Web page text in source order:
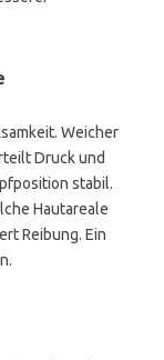
Weicher
Druck und
stabil.
Hautareale
Reibung. Ein